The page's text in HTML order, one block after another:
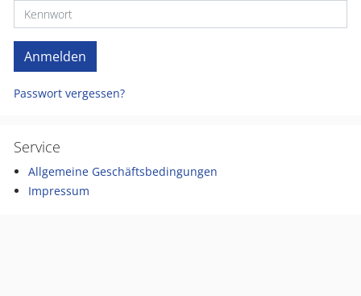
Passwort vergessen?
Service
Allgemeine Geschäftsbedingungen
Impressum